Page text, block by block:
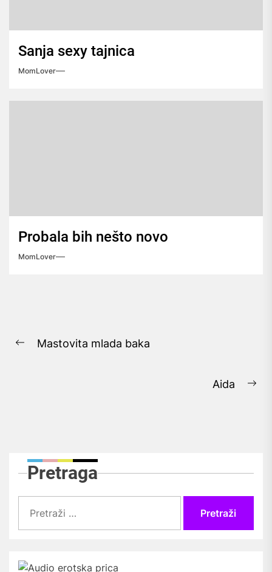
Sanja sexy tajnica
MomLover
Probala bih nešto novo
MomLover
objava
Previous
Mastovita mlada baka
Aida
Pretraga